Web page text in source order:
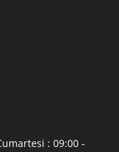
: 09:00 -